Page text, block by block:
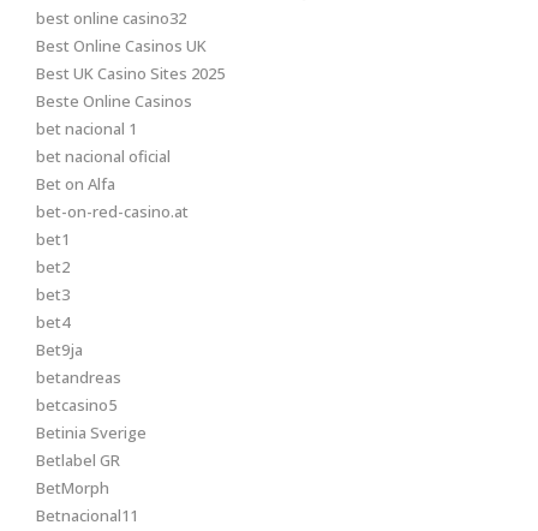
best online casino32
Best Online Casinos UK
Best UK Casino Sites 2025
Beste Online Casinos
bet nacional 1
bet nacional oficial
Bet on Alfa
bet-on-red-casino.at
bet1
bet2
bet3
bet4
Bet9ja
betandreas
betcasino5
Betinia Sverige
Betlabel GR
BetMorph
Betnacional11